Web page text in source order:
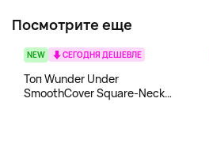
Посмотрите еще
NEW СЕГОДНЯ ДЕШЕВЛЕ
Топ Wunder Under
SmoothCover Square-Neck